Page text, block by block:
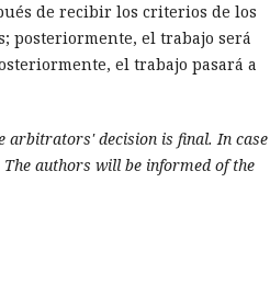
de recibir los criterios de los
posteriormente, el trabajo será
el trabajo pasará a
arbitrators' decision is final. In case
The authors will be informed of the